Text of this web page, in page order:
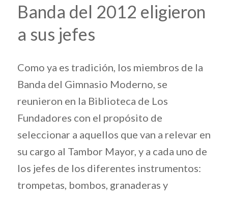
Banda del 2012 eligieron
a sus jefes
Como ya es tradición, los miembros de la
Banda del Gimnasio Moderno, se
reunieron en la Biblioteca de Los
Fundadores con el propósito de
seleccionar a aquellos que van a relevar en
su cargo al Tambor Mayor, y a cada uno de
los jefes de los diferentes instrumentos:
trompetas, bombos, granaderas y